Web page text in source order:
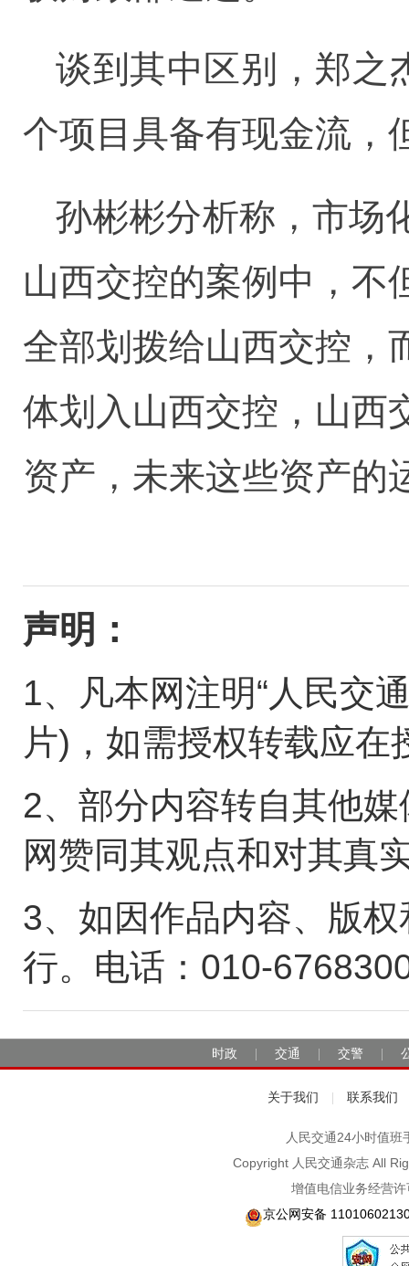
谈到其中区别，郑之
个项目具备有现金流，
孙彬彬分析称，市场
山西交控的案例中，不
全部划拨给山西交控，
体划入山西交控，山西
资产，未来这些资产的
声明：
1、凡本网注明“人民交
片)，如需授权转载应
2、部分内容转自其他
网赞同其观点和对其真
3、如因作品内容、版
行。电话：010-
时政 交通 交警
关于我们 联系我们
人民交通24小时值
Copyright 人民交通杂志 All
增值电信业务经营
京公网安备